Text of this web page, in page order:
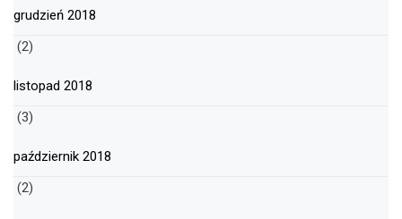
grudzień 2018
(2)
listopad 2018
(3)
październik 2018
(2)